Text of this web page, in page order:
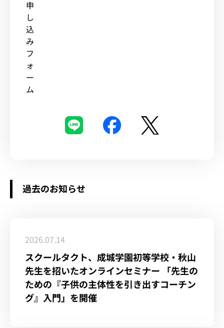
申
し
込
み
フ
ォ
ー
ム
過去のお知らせ
2026.07.14
スクールタクト、成城学園初等学校・秋山
先生を招いたオンラインセミナー 「先生の
ための『子供の主体性を引き出すコーチン
グ』入門」を開催